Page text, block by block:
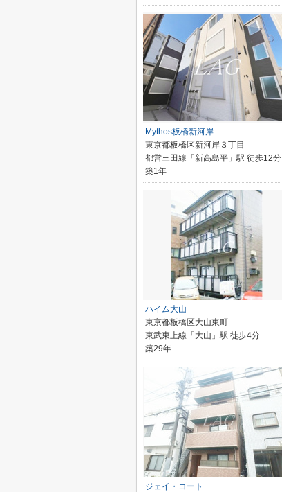
Mythos板橋新河岸
東京都板橋区新河岸３丁目
都営三田線「新高島平」駅 徒歩12分
築1年
ハイム大山
東京都板橋区大山東町
東武東上線「大山」駅 徒歩4分
築29年
ジェイ・コート